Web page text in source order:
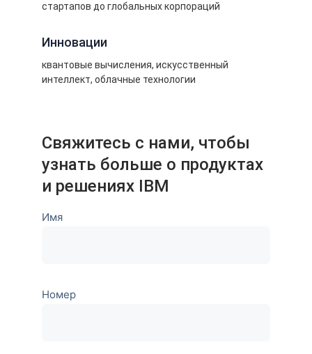
стартапов до глобальных корпораций
Инновации
квантовые вычисления, искусственный
интеллект, облачные технологии
Свяжитесь с нами, чтобы
узнать больше о продуктах
и решениях IBM
Имя
Номер